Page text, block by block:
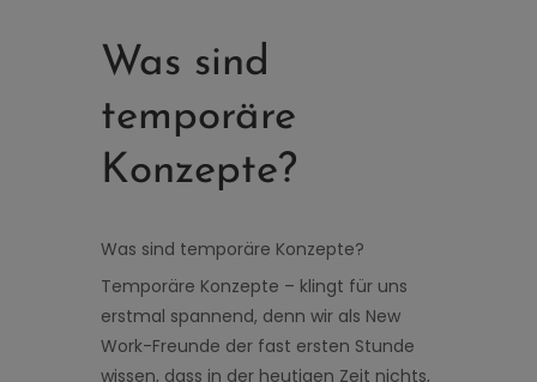
Was sind
temporäre
Konzepte?
Was sind temporäre Konzepte?
Temporäre Konzepte – klingt für uns
erstmal spannend, denn wir als New
Work-Freunde der fast ersten Stunde
wissen, dass in der heutigen Zeit nichts,